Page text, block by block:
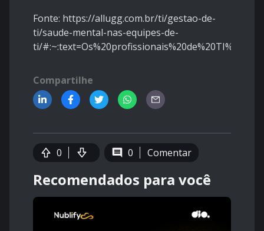
Fonte: https://allugg.com.br/ti/gestao-de-
ti/saude-mental-nas-equipes-de-
ti/
Compartilhe
0 0 Comentar
Recomendados para você